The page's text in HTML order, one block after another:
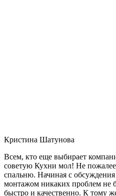
Кристина Шатунова
Всем, кто еще выбирает
советую Кухни мол! Не
спальню. Начиная с обсуждения
монтажом никаких проблем не
быстро и качественно. К тому